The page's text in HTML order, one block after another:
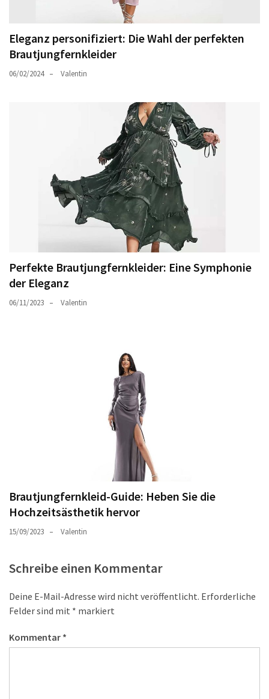
Eleganz personifiziert: Die Wahl der perfekten
Brautjungfernkleider
06/02/2024 Valentin
Perfekte Brautjungfernkleider: Eine Symphonie
der Eleganz
06/11/2023 Valentin
Brautjungfernkleid-Guide: Heben Sie die
Hochzeitsästhetik hervor
15/09/2023 Valentin
Schreibe einen Kommentar
Deine E-Mail-Adresse wird nicht veröffentlicht. Erforderliche
Felder sind mit * markiert
Kommentar *